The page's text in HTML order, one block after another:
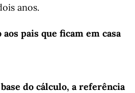
anos.
pais que ficam em casa
do cálculo, a referência